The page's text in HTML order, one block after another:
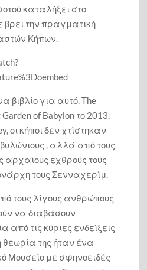
καταλήξει στο
την πραγματική
Κήπων.
βιβλίο για αυτό. The
of Babylon το 2013.
οι κήποι δεν χτίστηκαν
, αλλά από τους
αρχαίους εχθρούς τους
τους Σενναχερίμ.
τους λίγους ανθρώπους
να διαβάσουν
τις κύριες ενδείξεις
θεωρία της ήταν ένα
Μουσείο με σφηνοειδές